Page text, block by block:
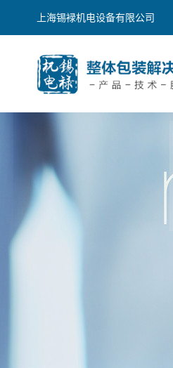
上海锡䘵机电设备有限公司